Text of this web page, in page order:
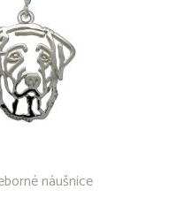
náušnice